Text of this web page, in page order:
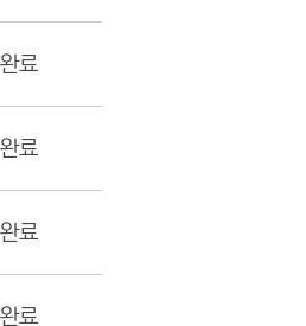
완료
완료
완료
완료